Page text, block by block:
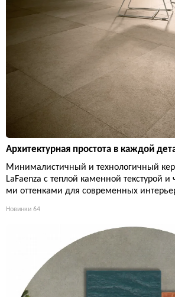
Архитектурная простота в каждой
Минималистичный и технологичный
LaFaenza с теплой каменной текстурой
ми оттенками для современных
Новинки 64